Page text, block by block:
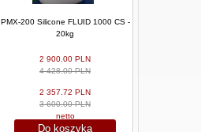
PMX-200 Silicone FLUID 1000 CS -
20kg
2 900.00 PLN
4 428.00 PLN
2 357.72 PLN
3 600.00 PLN
netto
Do koszyka